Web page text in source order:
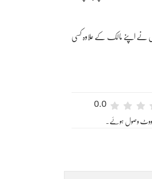
بخش نے اپنے مالک کے علاوہ کسی
0.0